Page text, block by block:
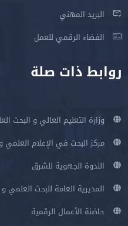
البريد المهني
الفضاء الرقمي للعمل
روابط ذات صلة
وزارة التعليم العالي و البحث
مركز البحث في الإعلام العلمي
الندوة الجهوية للشرق
المديرية العامة للبحث العلمي
حاضنة الأعمال الرقمية